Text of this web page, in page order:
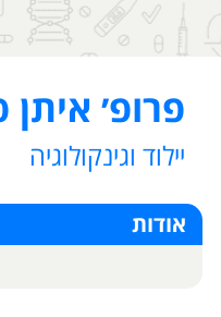
פרופ׳
יילוד וגינקולוגיה
אודות